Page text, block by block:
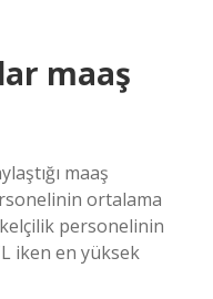
maaş
maaş
ortalama
personelinin
iken en yüksek